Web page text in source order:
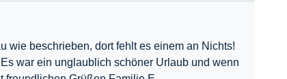
wie beschrieben, dort fehlt es einem an Nichts!
war ein unglaublich schöner Urlaub und wenn